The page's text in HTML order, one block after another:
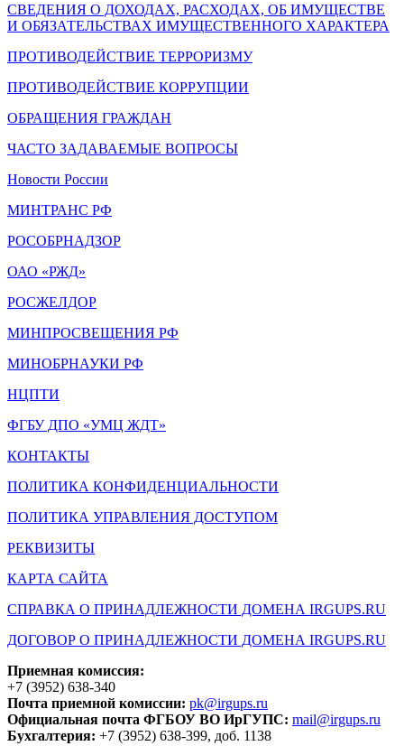
СВЕДЕНИЯ О ДОХОДАХ, РАСХОДАХ, ОБ ИМУЩЕСТВЕ
И ОБЯЗАТЕЛЬСТВАХ ИМУЩЕСТВЕННОГО ХАРАКТЕРА
ПРОТИВОДЕЙСТВИЕ ТЕРРОРИЗМУ
ПРОТИВОДЕЙСТВИЕ КОРРУПЦИИ
ОБРАЩЕНИЯ ГРАЖДАН
ЧАСТО ЗАДАВАЕМЫЕ ВОПРОСЫ
Новости России
МИНТРАНС РФ
РОСОБРНАДЗОР
ОАО «РЖД»
РОСЖЕЛДОР
МИНПРОСВЕЩЕНИЯ РФ
МИНОБРНАУКИ РФ
НЦПТИ
ФГБУ ДПО «УМЦ ЖДТ»
КОНТАКТЫ
ПОЛИТИКА КОНФИДЕНЦИАЛЬНОСТИ
ПОЛИТИКА УПРАВЛЕНИЯ ДОСТУПОМ
РЕКВИЗИТЫ
КАРТА САЙТА
СПРАВКА О ПРИНАДЛЕЖНОСТИ ДОМЕНА IRGUPS.RU
ДОГОВОР О ПРИНАДЛЕЖНОСТИ ДОМЕНА IRGUPS.RU
Приемная комиссия:
+7 (3952) 638-340
Почта приемной комиссии: pk@irgups.ru
Официальная почта ФГБОУ ВО ИрГУПС: mail@irgups.ru
Бухгалтерия: +7 (3952) 638-399, доб. 1138